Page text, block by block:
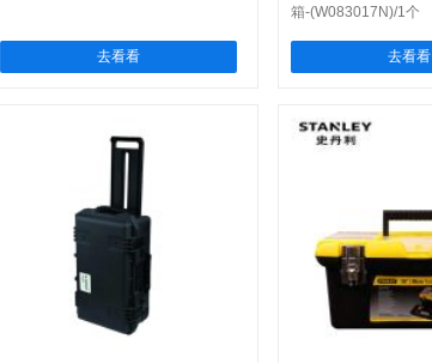
去看看
箱-(W083017N)/1个
去看看